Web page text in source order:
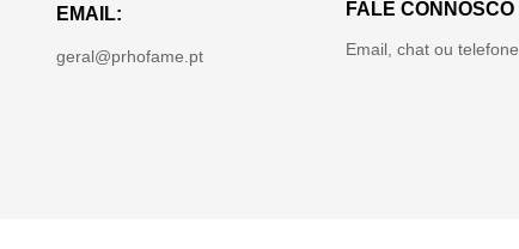
EMAIL:
geral@prhofame.pt
FALE CONNOSCO
Email, chat ou telefone